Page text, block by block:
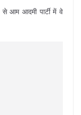
आम आदमी पार्टी में वे